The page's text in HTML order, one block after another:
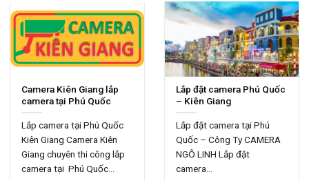
Camera Kiên Giang lắp
camera tại Phú Quốc
Lắp camera tại Phú Quốc
Kiên Giang Camera Kiên
Giang chuyên thi công lắp
camera tại Phú Quốc...
Lắp đặt camera Phú Quốc
– Kiên Giang
Lắp đặt camera tại Phú
Quốc – Công Ty CAMERA
NGÔ LINH Lắp đặt
camera...